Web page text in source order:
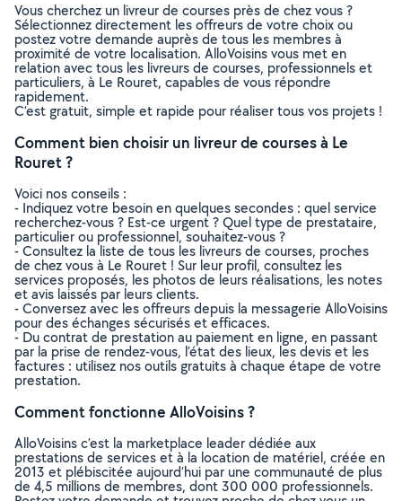
Vous cherchez un livreur de courses près de chez vous ?
Sélectionnez directement les offreurs de votre choix ou
postez votre demande auprès de tous les membres à
proximité de votre localisation. AlloVoisins vous met en
relation avec tous les livreurs de courses, professionnels et
particuliers, à Le Rouret, capables de vous répondre
rapidement.
C’est gratuit, simple et rapide pour réaliser tous vos projets !
Comment bien choisir un livreur de courses à Le
Rouret ?
Voici nos conseils :
- Indiquez votre besoin en quelques secondes : quel service
recherchez-vous ? Est-ce urgent ? Quel type de prestataire,
particulier ou professionnel, souhaitez-vous ?
- Consultez la liste de tous les livreurs de courses, proches
de chez vous à Le Rouret ! Sur leur profil, consultez les
services proposés, les photos de leurs réalisations, les notes
et avis laissés par leurs clients.
- Conversez avec les offreurs depuis la messagerie AlloVoisins
pour des échanges sécurisés et efficaces.
- Du contrat de prestation au paiement en ligne, en passant
par la prise de rendez-vous, l’état des lieux, les devis et les
factures : utilisez nos outils gratuits à chaque étape de votre
prestation.
Comment fonctionne AlloVoisins ?
AlloVoisins c’est la marketplace leader dédiée aux
prestations de services et à la location de matériel, créée en
2013 et plébiscitée aujourd’hui par une communauté de plus
de 4,5 millions de membres, dont 300 000 professionnels.